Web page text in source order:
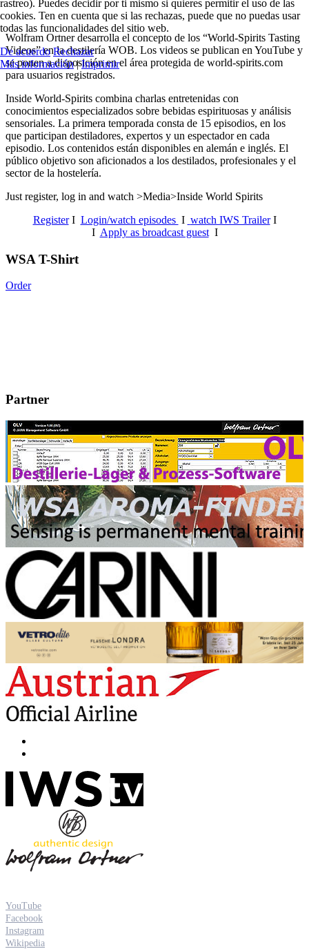
Wolfram Ortner desarrolla el concepto de los “World-Spirits Tasting
Videos” en la destilería WOB. Los videos se publican en YouTube y
se ponen a disposición en el área protegida de world-spirits.com
para usuarios registrados.
Inside World-Spirits combina charlas entretenidas con
conocimientos especializados sobre bebidas espirituosas y análisis
sensoriales. La primera temporada consta de 15 episodios, en los
que participan destiladores, expertos y un espectador en cada
episodio. Los contenidos están disponibles en alemán e inglés. El
público objetivo son aficionados a los destilados, profesionales y el
sector de la hostelería.
Just register, log in and watch >Media>Inside World Spirits
RegisterI Login/watch episodes I watch IWS TrailerI
I Apply as broadcast guestI
WSA T-Shirt
Order
Partner
YouTube
Facebook
Instagram
Wikipedia
rastreo). Puedes decidir por ti mismo si quieres permitir el uso de las
cookies. Ten en cuenta que si las rechazas, puede que no puedas usar
todas las funcionalidades del sitio web.
De acuerdo Rechazar
Más información|Imprimir